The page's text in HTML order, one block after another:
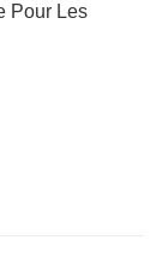
Pour Les